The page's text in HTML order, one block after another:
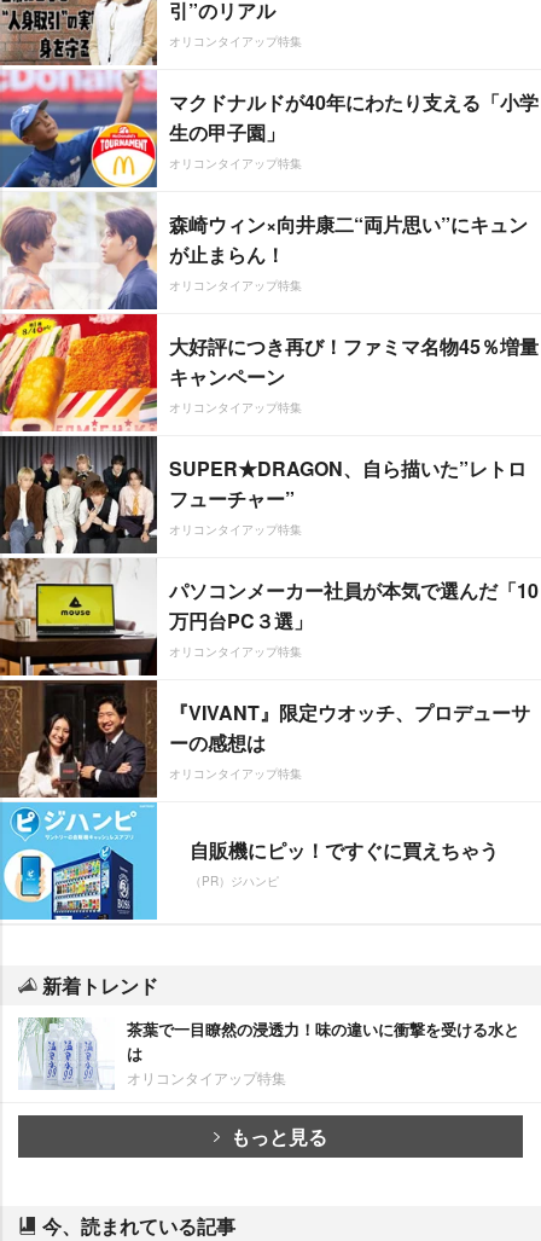
引”のリアル
オリコンタイアップ特集
マクドナルドが40年にわたり支える「小学
生の甲子園」
オリコンタイアップ特集
森崎ウィン×向井康二“両片思い”にキュン
が止まらん！
オリコンタイアップ特集
大好評につき再び！ファミマ名物45％増量
キャンペーン
オリコンタイアップ特集
SUPER★DRAGON、自ら描いた”レトロ
フューチャー”
オリコンタイアップ特集
パソコンメーカー社員が本気で選んだ「10
万円台PC３選」
オリコンタイアップ特集
『VIVANT』限定ウオッチ、プロデューサ
ーの感想は
オリコンタイアップ特集
自販機にピッ！ですぐに買えちゃう
（PR）ジハンピ
新着トレンド
茶葉で一目瞭然の浸透力！味の違いに衝撃を受ける水と
は
オリコンタイアップ特集
もっと見る
今、読まれている記事